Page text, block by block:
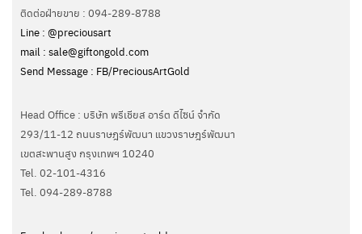
ติดต่อฝ่ายขาย : 094-289-8788
Line : @preciousart
mail : sale@giftongold.com
Send Message : FB/PreciousArtGold
Head Office : บริษัท พรีเชียส อาร์ต ดีไซน์ จำกัด
293/11-12 ถนนราษฎร์พัฒนา แขวงราษฎร์พัฒนา
เขตสะพานสูง กรุงเทพฯ 10240
Tel. 02-101-4316
Tel. ‭094-289-8788‬